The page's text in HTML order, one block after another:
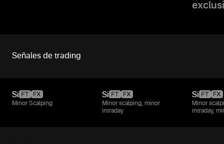
Señales de trading
Si
Minor Scalping
Si
Minor scalping, minor
intraday
Si
Minor
intraday,